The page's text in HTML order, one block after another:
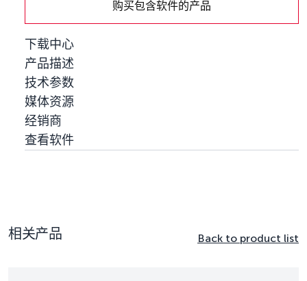
购买包含软件的产品
下载中心
产品描述
技术参数
媒体资源
经销商
查看软件
相关产品 Back to product list